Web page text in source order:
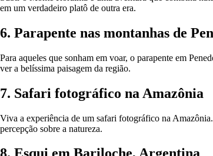
em um verdadeiro platô de outra era.
6. Parapente nas montanhas de
Para aqueles que sonham em voar, o parapente em
ver a belíssima paisagem da região.
7. Safari fotográfico na Amazônia
Viva a experiência de um safari fotográfico na
percepção sobre a natureza.